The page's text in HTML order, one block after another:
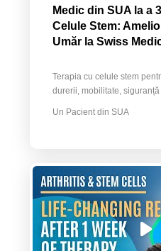
Medic din SUA la a
Celule Stem:
Umăr la Swiss
Terapia cu celule stem
durerii, mobilitate, siguranță
Un Pacient din SUA